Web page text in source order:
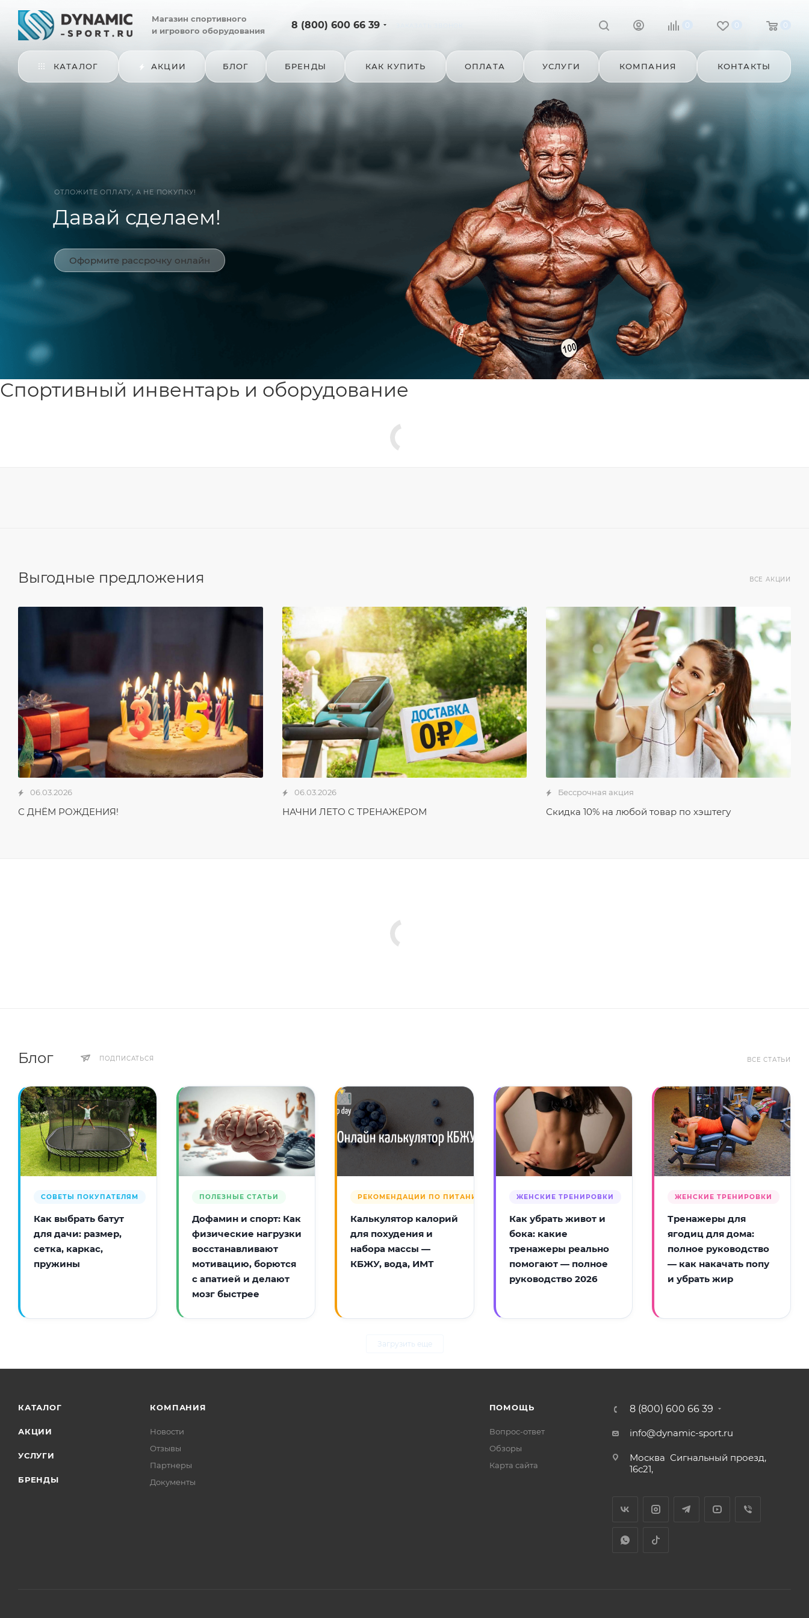
Магазин спортивного
и игрового оборудования
8 (800) 600 66 39 0 0 0
КАТАЛОГ АКЦИИ БЛОГ БРЕНДЫ КАК КУПИТЬ ОПЛАТА УСЛУГИ КОМПАНИЯ КОНТАКТЫ
ОТЛОЖИТЕ ОПЛАТУ, А НЕ ПОКУПКУ!
Давай сделаем!
Оформите рассрочку онлайн
Спортивный инвентарь и оборудование
Выгодные предложения ВСЕ АКЦИИ
06.03.2026
С ДНЁМ РОЖДЕНИЯ!
06.03.2026
НАЧНИ ЛЕТО С ТРЕНАЖЁРОМ
Бессрочная акция
Скидка 10% на любой товар по хэштегу
Блог ПОДПИСАТЬСЯ ВСЕ СТАТЬИ
СОВЕТЫ ПОКУПАТЕЛЯМ
Как выбрать батут
для дачи: размер,
сетка, каркас,
пружины
ПОЛЕЗНЫЕ СТАТЬИ
Дофамин и спорт: Как
физические нагрузки
восстанавливают
мотивацию, борются
с апатией и делают
мозг быстрее
РЕКОМЕНДАЦИИ ПО ПИТАНИЮ
Калькулятор калорий
для похудения и
набора массы —
КБЖУ, вода, ИМТ
ЖЕНСКИЕ ТРЕНИРОВКИ
Как убрать живот и
бока: какие
тренажеры реально
помогают — полное
руководство 2026
ЖЕНСКИЕ ТРЕНИРОВКИ
Тренажеры для
ягодиц для дома:
полное руководство
— как накачать попу
и убрать жир
Загрузить еще
КАТАЛОГ
АКЦИИ
УСЛУГИ
БРЕНДЫ
КОМПАНИЯ
Новости
Отзывы
Партнеры
Документы
ПОМОЩЬ
Вопрос-ответ
Обзоры
Карта сайта
8 (800) 600 66 39
info@dynamic-sport.ru
Москва Сигнальный проезд,
16с21,